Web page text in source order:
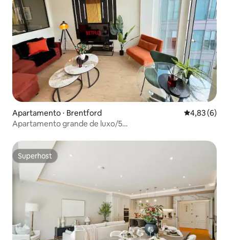
Apartamento ⋅ Brentford 4,83 de uma
4,83 (6)
Apartamento grande de luxo/5
Superhost
Superhost